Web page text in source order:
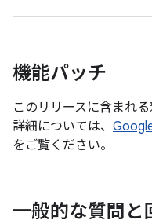
機能パッチ
このリリースに含まれ
詳細については、
をご覧ください。
一般的な質問と